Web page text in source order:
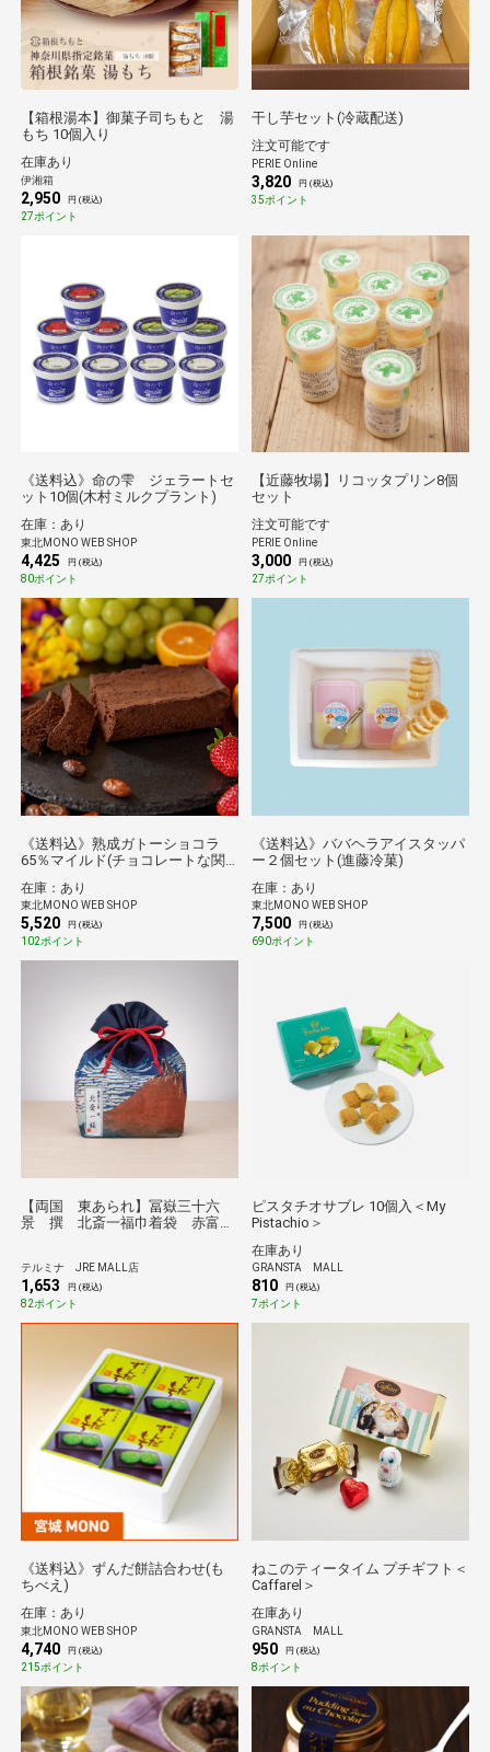
【箱根湯本】御菓子司ちもと 湯
もち 10個入り
在庫あり
伊湘箱
2,950 円 (税込)
27ポイント
干し芋セット(冷蔵配送)
注文可能です
PERIE Online
3,820 円 (税込)
35ポイント
《送料込》命の雫 ジェラートセ
ット10個(木村ミルクプラント)
在庫：あり
東北MONO WEB SHOP
4,425 円 (税込)
80ポイント
【近藤牧場】リコッタプリン8個
セット
注文可能です
PERIE Online
3,000 円 (税込)
27ポイント
《送料込》熟成ガトーショコラ
65％マイルド(チョコレートな関
在庫：あり
東北MONO WEB SHOP
5,520 円 (税込)
102ポイント
《送料込》ババヘラアイスタッパ
ー２個セット(進藤冷菓)
在庫：あり
東北MONO WEB SHOP
7,500 円 (税込)
690ポイント
【両国 東あられ】冨嶽三十六
景 撰 北斎一福巾着袋 赤富
テルミナ JRE MALL店
1,653 円 (税込)
82ポイント
ピスタチオサブレ 10個入＜My
Pistachio＞
在庫あり
GRANSTA MALL
810 円 (税込)
7ポイント
《送料込》ずんだ餅詰合わせ(も
ちべえ)
在庫：あり
東北MONO WEB SHOP
4,740 円 (税込)
215ポイント
ねこのティータイム プチギフト＜
Caffarel＞
在庫あり
GRANSTA MALL
950 円 (税込)
8ポイント